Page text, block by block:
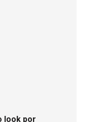
look por